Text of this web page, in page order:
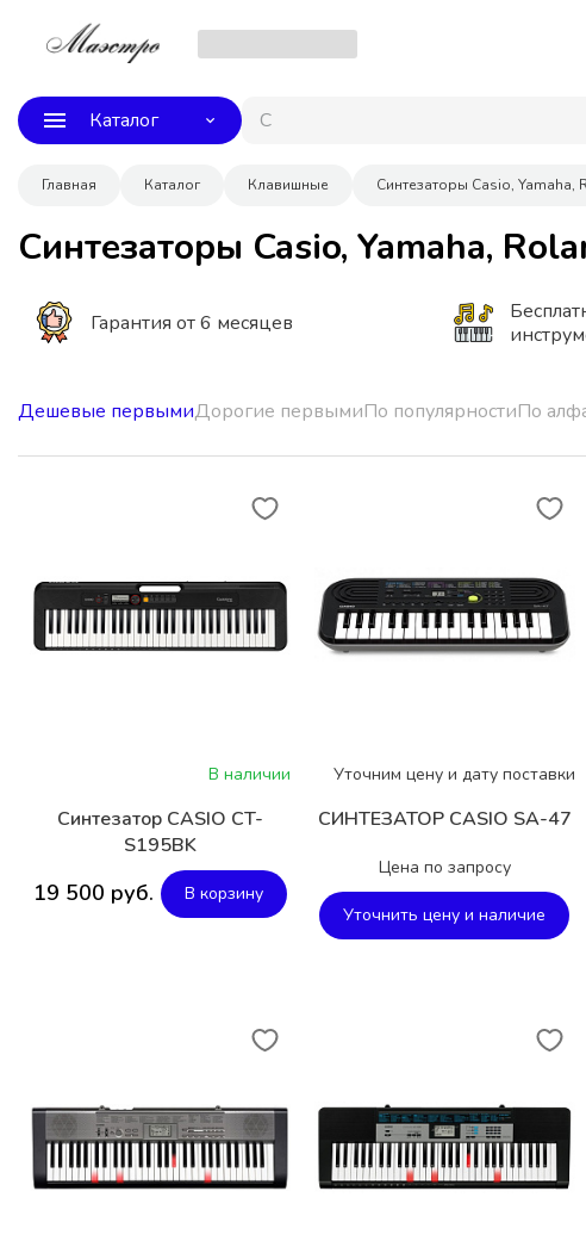
Каталог Струны D`A
Главная Каталог Клавишные Синтезаторы Casio, Yamaha,
Синтезаторы Casio, Yamaha,
Гарантия от 6 месяцев
Дешевые первымиДорогие первымиПо популярностиПо
В наличии
Синтезатор CASIO CT-
S195BK
19 500 руб. В корзину
Уточним цену и дату поставки
СИНТЕЗАТОР CASIO SA-47
Цена по запросу
Уточнить цену и наличие